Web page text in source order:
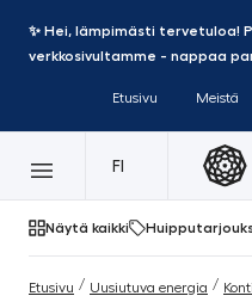
✨ Hei, lämpimästi tervetuloa!
verkkosivultamme - nappaa
Etusivu Meistä
FI
Näytä kaikki
Etusivu / Uusiutuva energia /